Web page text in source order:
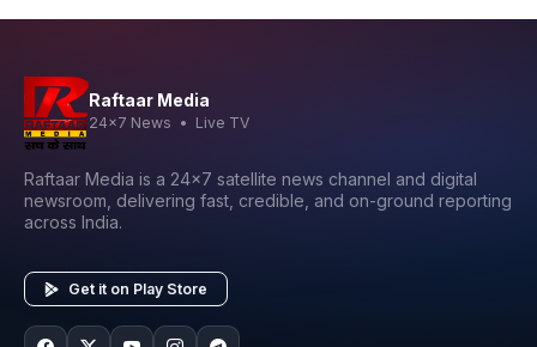
Raftaar Media
24x7 News • Live TV
Raftaar Media is a 24x7 satellite news channel and digital
newsroom, delivering fast, credible, and on-ground reporting
across India.
Get it on Play Store